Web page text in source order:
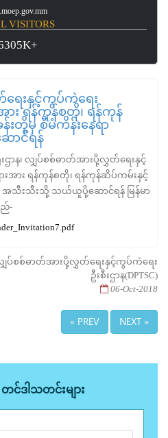
VISITORS
ေးနှင့်ကွပ်ကဲရေး
အား ရန်ကုန်စတို၊ ရန်ကုန်
းတို့မှ စီမံကိန်းနေရာ
ာင်ရန်
န၊ လျှပ်စစ်ဓာတ်အားပို့လွှတ်ရေးနှင့်
ားအား ရန်ကုန်စတို၊ ရန်ကုန်ဆိပ်ကမ်းနှင့်
အသီးသီးသို့ သယ်ယူပို့ဆောင်ရန် မြန်မာ
ည်-
: လျှပ်စစ်ဓာတ်အားပို့လွှတ်ရေးနှင့်ကွပ်ကဲရေး
ဦးစီးဌာန(DPTSC)
06-Oct-2018
« PREV NEXT »
င်ဒါသတင်းများ